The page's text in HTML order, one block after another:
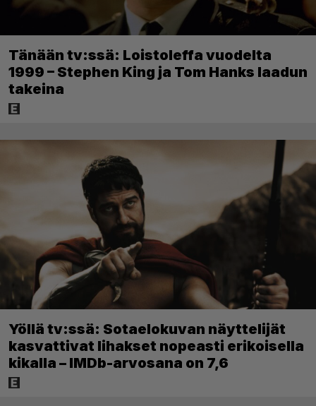
Tänään tv:ssä: Loistoleffa vuodelta
1999 – Stephen King ja Tom Hanks laadun
takeina
Yöllä tv:ssä: Sotaelokuvan näyttelijät
kasvattivat lihakset nopeasti erikoisella
kikalla – IMDb-arvosana on 7,6